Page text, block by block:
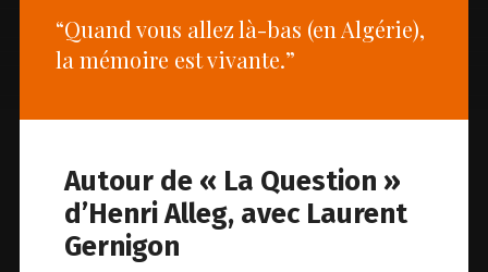
“Quand vous allez là-bas (en Algérie),
la mémoire est vivante.”
Autour de « La Question »
d’Henri Alleg, avec Laurent
Gernigon